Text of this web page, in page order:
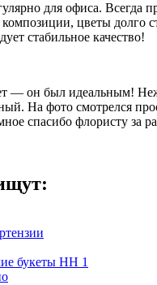
для офиса. Всегда
цветы долго
стабильное качество!
— он был идеальным!
На фото смотрелся
спасибо флористу за
букеты НН 1